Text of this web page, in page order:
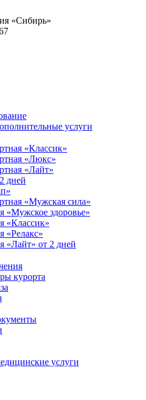
«Сибирь»
услуги
«Классик»
«Люкс»
«Лайт»
дней
«Мужская сила»
«Мужское здоровье»
«Классик»
«Релакс»
«Лайт» от 2 дней
курорта
услуги